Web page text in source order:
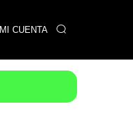
MI CUENTA